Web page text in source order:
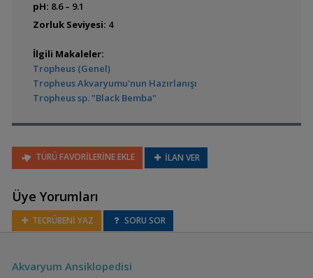
Cyphotilapia frontosa
pH: 8.6 – 9.1
Zorluk Seviyesi: 4
İlgili Makaleler:
Tropheus (Genel)
Tropheus Akvaryumu'nun Hazırlanışı
Tropheus sp. "Black Bemba"
TÜRÜ FAVORİLERİNE EKLE İLAN VER
Üye Yorumları
TECRÜBENİ YAZ SORU SOR
Akvaryum Ansiklopedisi